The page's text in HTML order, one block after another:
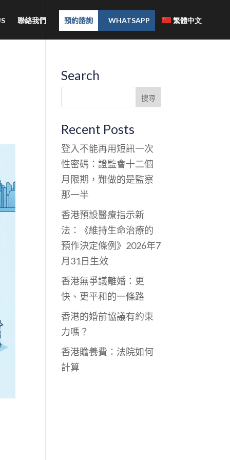
聯絡我們 預約諮詢 WHATSAPP 繁體中文
Search
Recent Posts
登入不能再用短訊一次
性密碼：證監會十二個
月限期，難做的是監察
那一半
香港預設醫療指示新
法：《維持生命治療的
預作決定條例》2026年7
月31日生效
香港無爭議離婚：更
快、更平和的一條路
香港的婚前協議有約束
力嗎？
香港贍養費：法院如何
計算